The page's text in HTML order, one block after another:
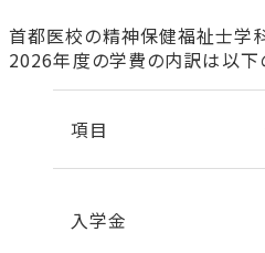
首都医校の精神保健福祉士学科
2026年度の学費の内訳は以下
項目
入学金